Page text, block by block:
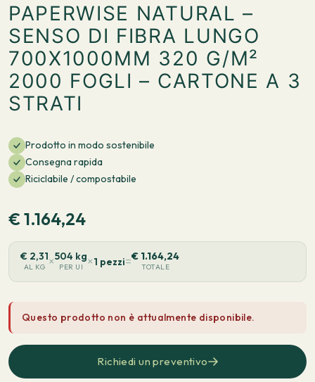
PAPERWISE NATURAL –
SENSO DI FIBRA LUNGO
700X1000MM 320 G/M²
2000 FOGLI – CARTONE A 3
STRATI
Prodotto in modo sostenibile
Consegna rapida
Riciclabile / compostabile
€1.164,24
€ 2,31
AL KG ×504 kg
PER UI ×1 pezzi=€ 1.164,24
TOTALE
Questo prodotto non è attualmente disponibile.
Richiedi un preventivo